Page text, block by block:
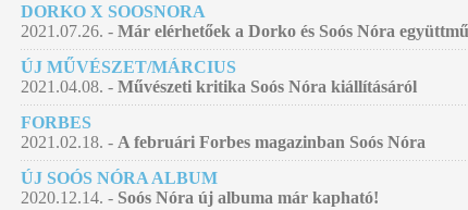
DORKO X SOOSNORA
2021.07.26. - Már elérhetőek a Dorko és Soós Nóra
ÚJ MŰVÉSZET/MÁRCIUS
2021.04.08. - Művészeti kritika Soós Nóra kiállításáról
FORBES
2021.02.18. - A februári Forbes magazinban Soós Nóra
ÚJ SOÓS NÓRA ALBUM
2020.12.14. - Soós Nóra új albuma már kapható!